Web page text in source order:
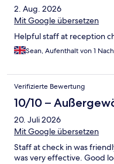
2. Aug. 2026
Mit Google übersetzen
Helpful staff at reception
Sean, Aufenthalt von 1
Verifizierte Bewertung
10/10 –
20. Juli 2026
Mit Google übersetzen
Staff at check in was
was very effective. Good